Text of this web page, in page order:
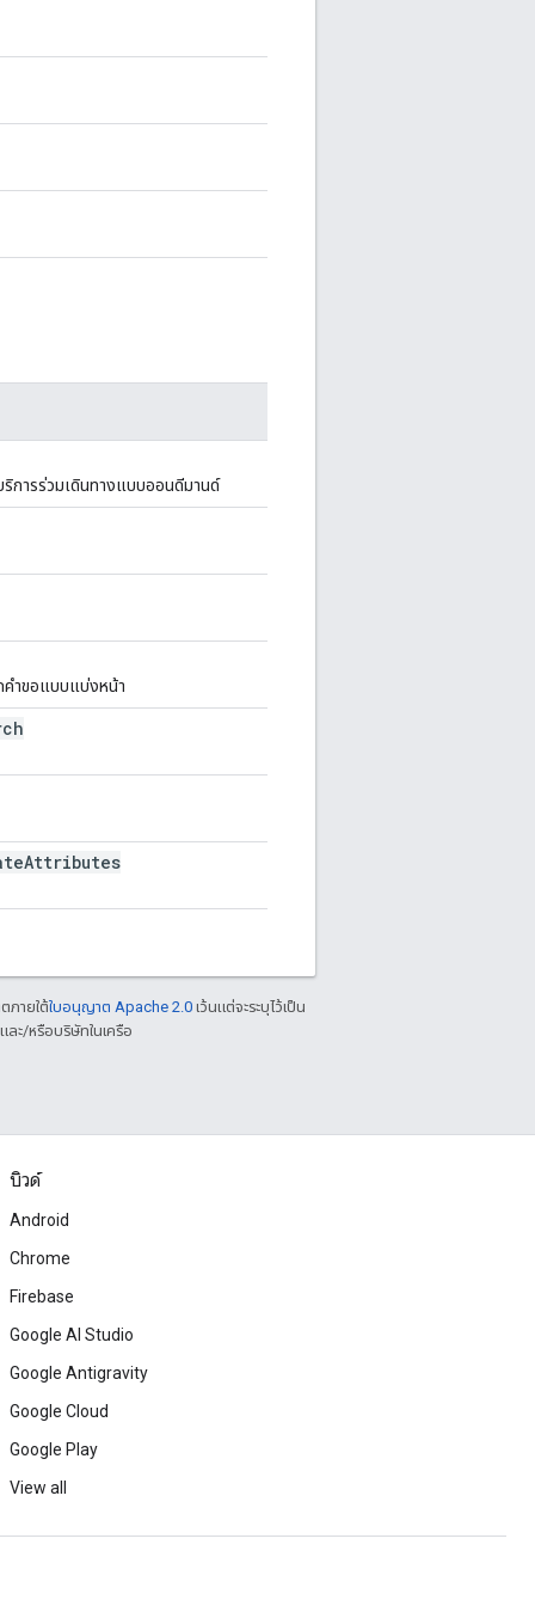
การร่วมเดินทางแบบออนดีมานด์
คำขอแบบแบ่งหน้า
Attributes
ภายใต้ใบอนุญาต Apache 2.0 เว้นแต่จะระบุไว้เป็น
ละ/หรือบริษัทในเครือ
บิวด์
Android
Chrome
Firebase
Google AI Studio
Google Antigravity
Google Cloud
Google Play
View all